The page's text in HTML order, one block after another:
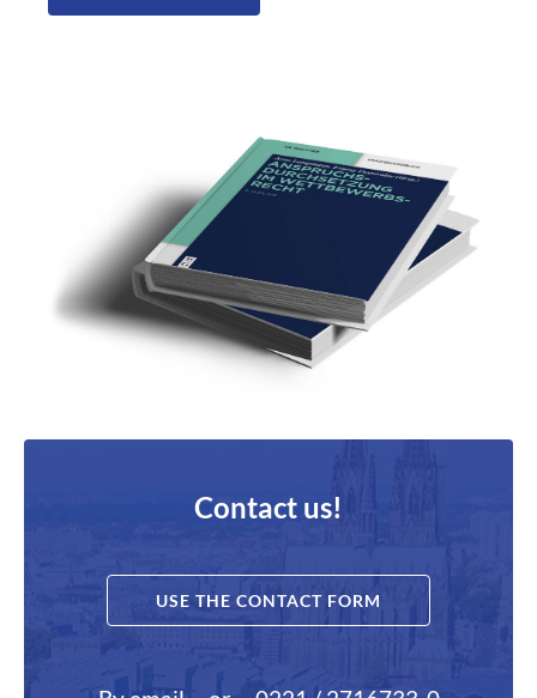
Contact us!
USE THE CONTACT FORM